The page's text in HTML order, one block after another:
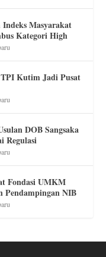
Masyarakat
Kategori High
Kutim Jadi Pusat
DOB Sangsaka
Regulasi
Fondasi UMKM
Pendampingan NIB